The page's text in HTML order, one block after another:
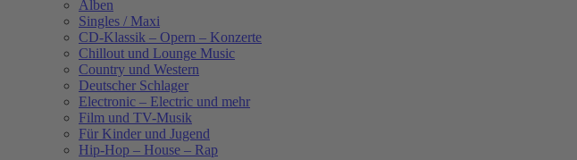
Alben
Singles / Maxi
CD-Klassik – Opern – Konzerte
Chillout und Lounge Music
Country und Western
Deutscher Schlager
Electronic – Electric und mehr
Film und TV-Musik
Für Kinder und Jugend
Hip-Hop – House – Rap